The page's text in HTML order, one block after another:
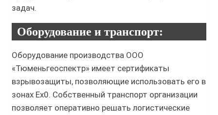
задач.
Оборудование и транспорт:
Оборудование производства ООО
«Тюменьгеоспектр» имеет сертификаты
взрывозащиты, позволяющие использовать его в
зонах Ex0. Собственный транспорт организации
позволяет оперативно решать логистические